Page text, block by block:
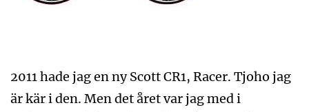
2011 hade jag en ny Scott CR1, Racer. Tjoho jag
är kär i den. Men det året var jag med i